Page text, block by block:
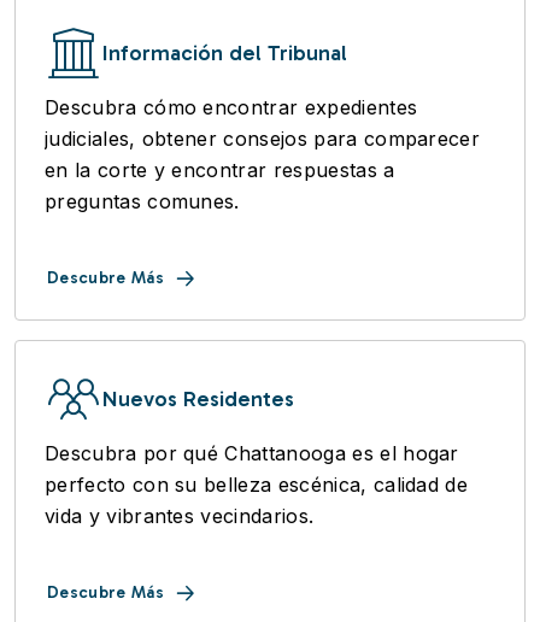
Información del Tribunal
Descubra cómo encontrar expedientes
judiciales, obtener consejos para comparecer
en la corte y encontrar respuestas a
preguntas comunes.
Descubre Más
Nuevos Residentes
Descubra por qué Chattanooga es el hogar
perfecto con su belleza escénica, calidad de
vida y vibrantes vecindarios.
Descubre Más